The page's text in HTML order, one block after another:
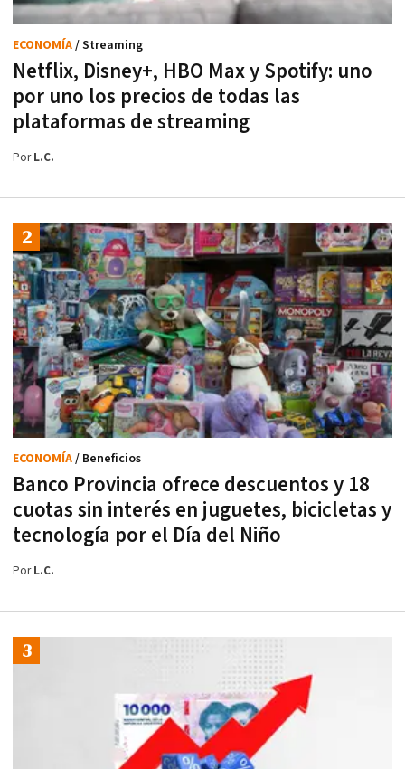
Netflix, Disney+, HBO Max y Spotify: uno
por uno los precios de todas las
plataformas de streaming
ECONOMÍA/ Streaming
PorL.C.
Banco Provincia ofrece descuentos y 18
cuotas sin interés en juguetes, bicicletas y
tecnología por el Día del Niño
ECONOMÍA/ Beneficios
PorL.C.